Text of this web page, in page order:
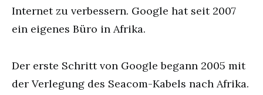
Internet zu verbessern. Google hat seit 2007
ein eigenes Büro in Afrika.
Der erste Schritt von Google begann 2005 mit
der Verlegung des Seacom-Kabels nach Afrika.